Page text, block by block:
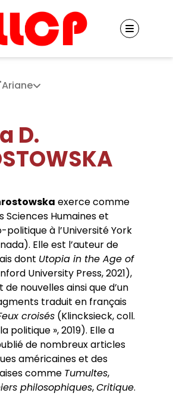
et rationalités : techniques,
européen de recherches
transdisciplinaires
de philosophie
de l’Université Paris 8
thèse
sur les archives
adossés à des
émérites et
associés
d’études
postdoctorants visitants
de thèses de doctorat
thèses HDR
de revues
critiques de philosophie
la vie scientifique du LLCP
(e-P8 | ADUM)
D.
exerce comme
Sciences Humaines et
politique à l’Université York
Elle est l’auteur de
dont Utopia in the Age of
University Press, 2021),
nouvelles ainsi que d’un
traduit en français
croisés(Klincksieck, coll.
politique », 2019). Elle a
de nombreux articles
américaines et des
comme Tumultes,
philosophiques,Critique.